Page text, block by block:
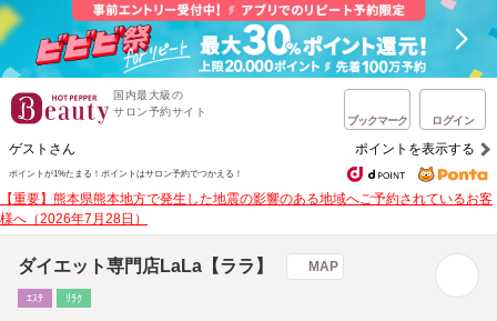
国内最大級の
サロン予約サイト
ブックマーク ログイン
ゲストさん ポイントを表示する
ポイントが1%たまる！ ポイントはサロン予約でつかえる！
【重要】熊本県熊本地方で発生した地震の影響のある地域へご予約されているお客
様へ（2026年7月28日）
ダイエット専門店LaLa【ララ】 MAP
ｴｽﾃ ﾘﾗｸ